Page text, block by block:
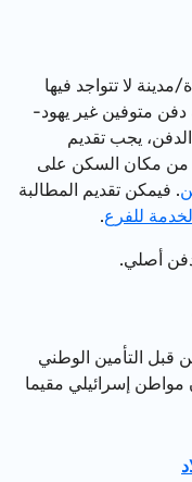
لا تتواجد فيها
متوفين غير يهود-
يجب تقديم
من مكان السكن على
فيمكن تقديم المطالبة
للفرع .
أصلي.
التأمين الوطني
إسرائيلي مقيما